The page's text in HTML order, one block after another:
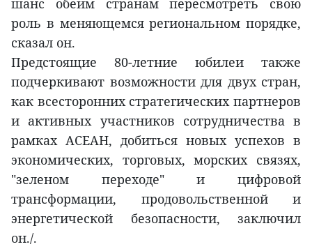
шанс обеим странам пересмотреть свою
роль в меняющемся региональном порядке,
сказал он.
Предстоящие 80-летние юбилеи также
подчеркивают возможности для двух стран,
как всесторонних стратегических партнеров
и активных участников сотрудничества в
рамках АСЕАН, добиться новых успехов в
экономических, торговых, морских связях,
"зеленом переходе" и цифровой
трансформации, продовольственной и
энергетической безопасности, заключил
он./.